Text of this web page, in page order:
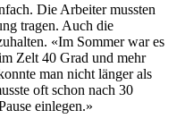
Die Arbeiter mussten
tragen. Auch die
«Im Sommer war es
Zelt 40 Grad und mehr
man nicht länger als
oft schon nach 30
einlegen.»